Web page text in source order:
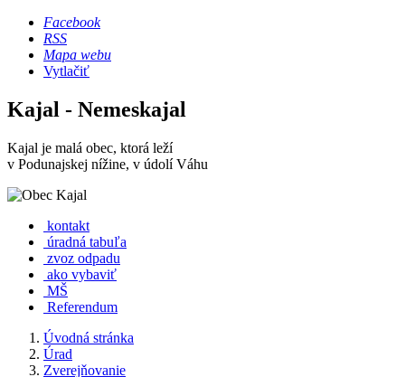
Facebook
RSS
Mapa webu
Vytlačiť
Kajal - Nemeskajal
Kajal je malá obec, ktorá leží
v Podunajskej nížine, v údolí Váhu
kontakt
úradná tabuľa
zvoz odpadu
ako vybaviť
MŠ
Referendum
Úvodná stránka
Úrad
Zverejňovanie